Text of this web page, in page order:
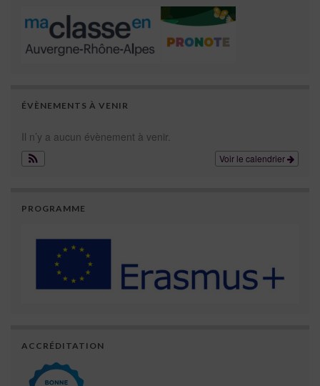
ÉVÈNEMENTS À VENIR
Il n’y a aucun évènement à venir.
Voir le calendrier
PROGRAMME
ACCRÉDITATION